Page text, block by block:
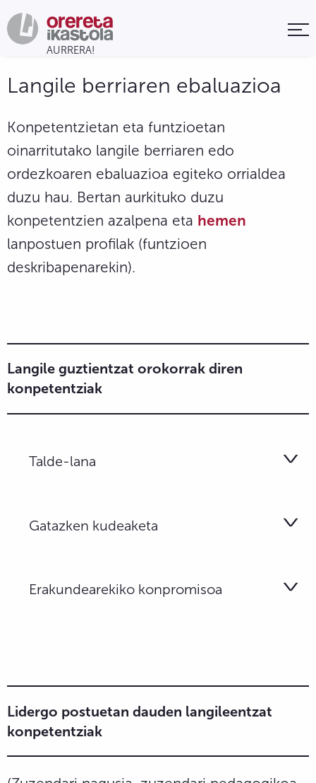
Langile berriaren ebaluazioa
Konpetentzietan eta funtzioetan
oinarritutako langile berriaren edo
ordezkoaren ebaluazioa egiteko orrialdea
duzu hau. Bertan aurkituko duzu
konpetentzien azalpena eta hemen
lanpostuen profilak (funtzioen
deskribapenarekin).
Langile guztientzat orokorrak diren
konpetentziak
Talde-lana
Gatazken kudeaketa
Erakundearekiko konpromisoa
Lidergo postuetan dauden langileentzat
konpetentziak